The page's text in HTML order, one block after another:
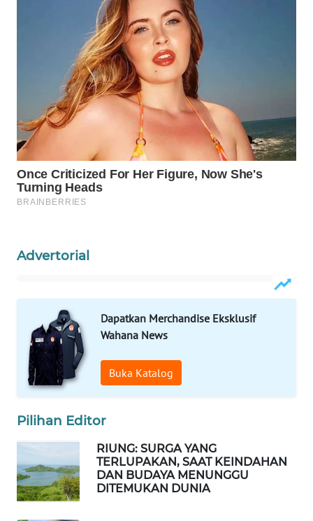
Advertorial
Dapatkan Merchandise Eksklusif
Wahana News
Buka Katalog
Pilihan Editor
RIUNG: SURGA YANG
TERLUPAKAN, SAAT KEINDAHAN
DAN BUDAYA MENUNGGU
DITEMUKAN DUNIA